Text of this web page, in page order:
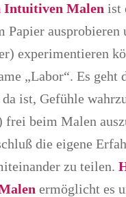
Intuitiven Malen ist
Papier ausprobieren
experimentieren
„Labor“. Es geht
da ist, Gefühle
frei beim Malen
die eigene
zu teilen.
ermöglicht es